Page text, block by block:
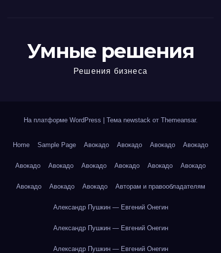
Умные решения
Решения бизнеса
На платформе WordPress Тема newstack от Themeansar.
Home Sample Page Авокадо Авокадо Авокадо Авокадо
Авокадо Авокадо Авокадо Авокадо Авокадо Авокадо
Авокадо Авокадо Авокадо Авторам и правообладателям
Александр Пушкин — Евгений Онегин
Александр Пушкин — Евгений Онегин
Александр Пушкин — Евгений Онегин